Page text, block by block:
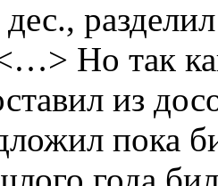
Но так
из
пока